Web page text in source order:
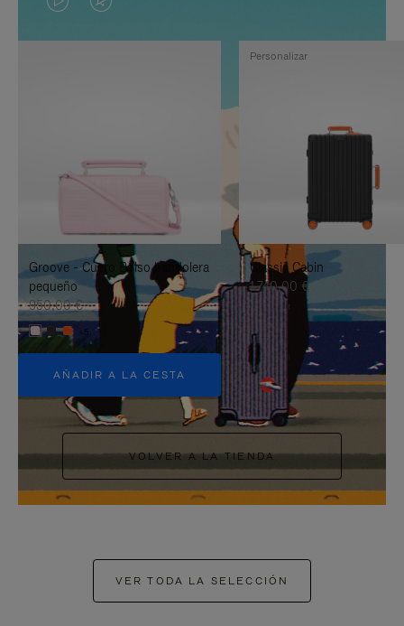
EL
VÍDEO
PULSE
PAUSARLO.
EL
SONIDO
DESACTIVADO:
PULSE
PARA
ACTIVARLO.
Groove - Cuero Bolso bandolera
pequeño
950,00 €
+5
AÑADIR A LA CESTA
Classic Cabin
1.740,00 €
Personalizar
VOLVER A LA TIENDA
VER TODA LA SELECCIÓN